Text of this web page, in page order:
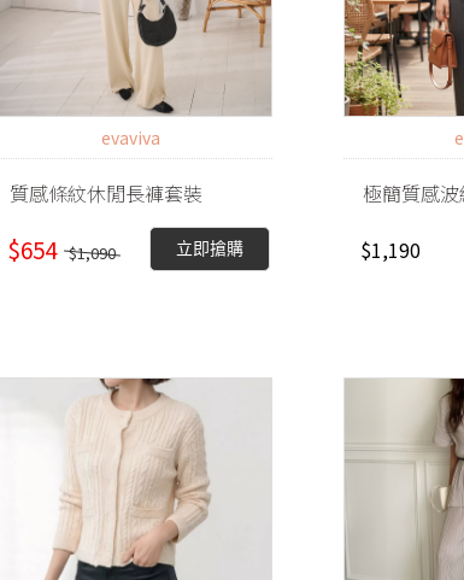
evaviva
質感條紋休閒長褲套裝
$654 $1,090 立即搶購
極簡質感
$1,190